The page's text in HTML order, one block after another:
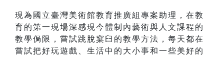
現為國立臺灣美術館教育推廣組專案助理，在教
育的第一現場深感現今體制內藝術與人文課程的
教學侷限，嘗試跳脫窠臼的教學方法，每天都在
嘗試把好玩遊戲、生活中的大小事和一些美好的